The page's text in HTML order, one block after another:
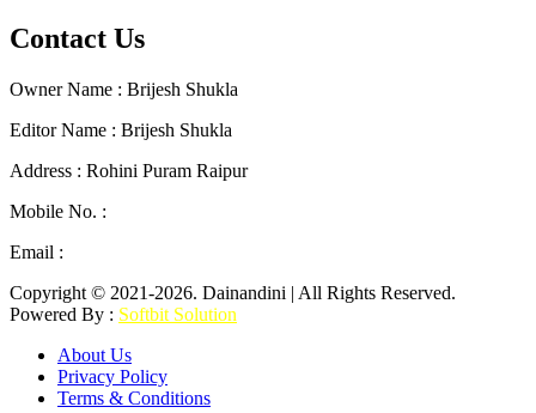
Contact Us
Owner Name : Brijesh Shukla
Editor Name : Brijesh Shukla
Address : Rohini Puram Raipur
Mobile No. :
Email :
Copyright © 2021-2026. Dainandini | All Rights Reserved.
Powered By : Softbit Solution
About Us
Privacy Policy
Terms & Conditions